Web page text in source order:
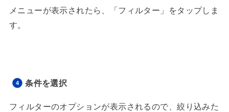
メニューが表示されたら、「フィルター」をタップしま
す。
条件を選択
フィルターのオプションが表示されるので、絞り込みた